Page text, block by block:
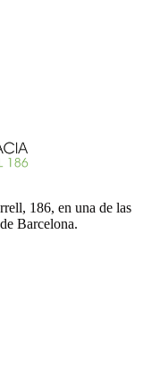
186, en una de las
Barcelona.